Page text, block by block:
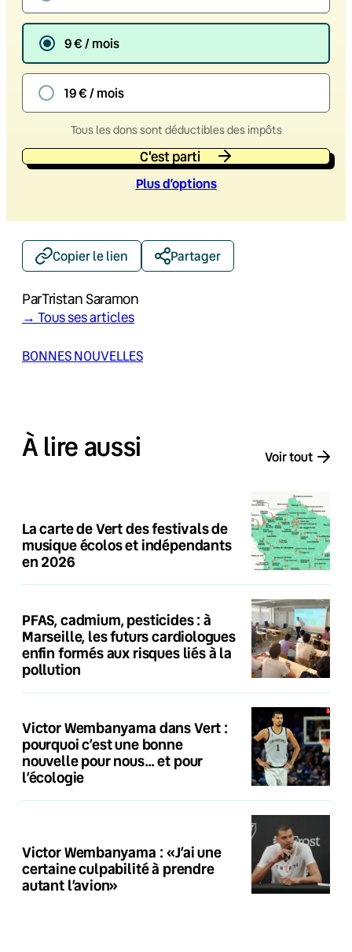
9 € / mois
19 € / mois
Tous les dons sont déductibles des impôts
C'est parti
Plus d’options
Copier le lien Partager
ParTristan Saramon
→ Tous ses articles
BONNES NOUVELLES
À lire aussi Voir tout
La carte de Vert des festivals de
musique écolos et indépendants
en 2026
PFAS, cadmium, pesticides : à
Marseille, les futurs cardiologues
enfin formés aux risques liés à la
pollution
Victor Wembanyama dans Vert :
pourquoi c’est une bonne
nouvelle pour nous… et pour
l’écologie
Victor Wembanyama : «J’ai une
certaine culpabilité à prendre
autant l’avion»